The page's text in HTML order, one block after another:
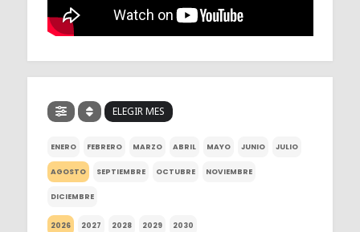
ELEGIR MES
ENERO FEBRERO MARZO ABRIL MAYO JUNIO JULIO
AGOSTO SEPTIEMBRE OCTUBRE NOVIEMBRE
DICIEMBRE
2026 2027 2028 2029 2030